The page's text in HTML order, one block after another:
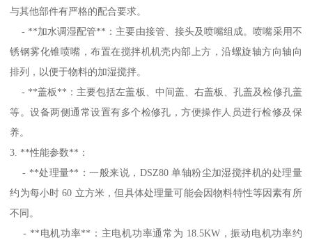
与其他部件有严格的配合要求。
- **加水调湿配管**：主要由接管、接头及喷嘴组成。喷嘴采用不
锈钢雾化锥喷嘴，布置在搅拌机机壳内部上方，沿螺旋轴方向轴向
排列，以便于物料的加湿搅拌。
- **盖板**：主要包括左盖板、中间盖、右盖板、孔盖及检修孔盖
等。设备两侧通常设置有多个检修孔，方便操作人员进行检修及保
养。
3. **性能参数**：
- **处理量**：一般来说，DSZ80 单轴粉尘加湿搅拌机的处理量
约为每小时 60 立方米，但具体处理量可能会因物料特性等因素有所
不同。
- **电机功率**：主电机功率通常为 18.5KW，振动电机功率约